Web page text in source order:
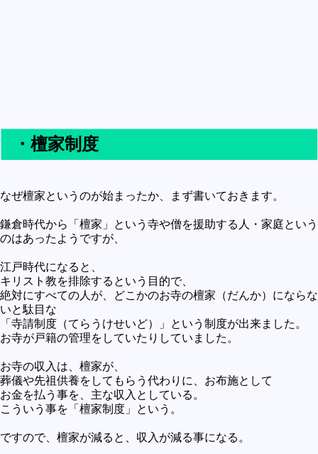
未確認
アプリケーション操作
プログラミング(C言語)
プログラミング(HTML)
プログラミング(PHP)
プログラミング(JavaScript)
・檀家制度
なぜ檀家というのが始まったか、まず書いておきます。
鎌倉時代から「檀家」という寺や僧を援助する人・家庭という
のはあったようですが、
江戸時代になると、
キリスト教を排除するという目的で、
絶対にすべての人が、どこかのお寺の檀家（だんか）にならな
いと駄目な
「寺請制度（てらうけせいど）」という制度が出来ました。
お寺が戸籍の管理をしていたりしていました。
お寺の収入は、檀家が、
葬儀や先祖供養をしてもらう代わりに、お布施として
お金を払う事を、主な収入としている。
こういう事を「檀家制度」という。
ですので、檀家が減ると、収入が減る事になる。